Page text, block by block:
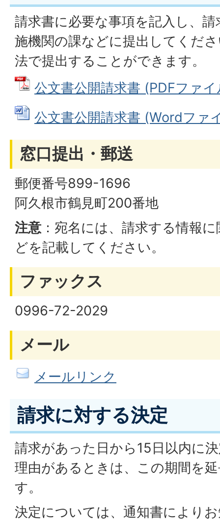
請求書に必要な事項を記入し、
施機関の課などに提出してくだ
法で提出することができます。
公文書公開請求書 (PDFファ
公文書公開請求書 (Wordファ
窓口提出・郵送
郵便番号899-1696
阿久根市鶴見町200番地
注意 ：宛名には、請求する情報
どを記載してください。
ファックス
0996-72-2029
メール
メールリンク
請求に対する決定
請求があった日から15日以内に
理由があるときは、この期間を
す。
決定については、通知書により